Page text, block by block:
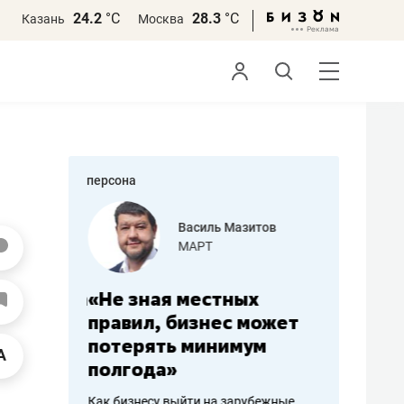
Казань 24.2 °С Москва 28.3 °С
персона
работа
Василь Мазитов
МАРТ
«Не зная местных
правил, бизнес может
потерять минимум
полгода»